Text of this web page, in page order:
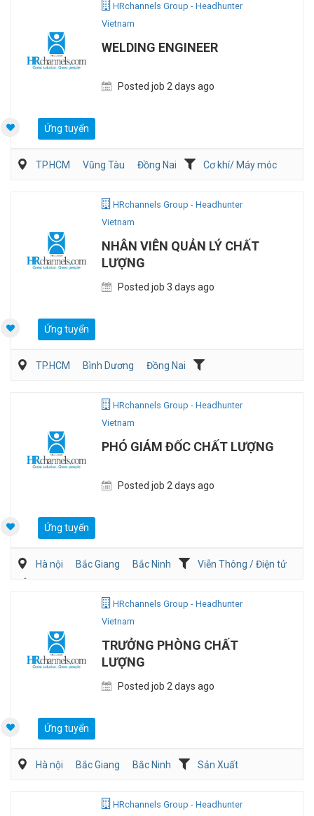
HRchannels Group - Headhunter
Vietnam
WELDING ENGINEER
Posted job 2 days ago
Ứng tuyển
TP.HCM Vũng Tàu Đồng Nai
Cơ khí/ Máy móc
HRchannels Group - Headhunter
Vietnam
NHÂN VIÊN QUẢN LÝ CHẤT
LƯỢNG
Posted job 3 days ago
Ứng tuyển
TP.HCM Bình Dương
Đồng Nai
HRchannels Group - Headhunter
Vietnam
PHÓ GIÁM ĐỐC CHẤT LƯỢNG
Posted job 2 days ago
Ứng tuyển
Hà nội Bắc Giang Bắc Ninh
Viễn Thông / Điện tử
HRchannels Group - Headhunter
Vietnam
TRƯỞNG PHÒNG CHẤT
LƯỢNG
Posted job 2 days ago
Ứng tuyển
Hà nội Bắc Giang Bắc Ninh
Sản Xuất
HRchannels Group - Headhunter